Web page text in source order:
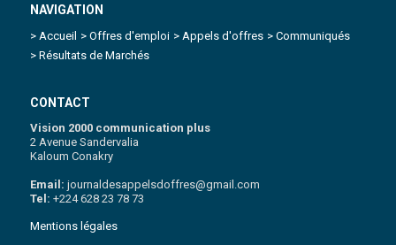
NAVIGATION
> Accueil > Offres d'emploi > Appels d'offres > Communiqués
> Résultats de Marchés
CONTACT
Vision 2000 communication plus
2 Avenue Sandervalia
Kaloum Conakry
Email:journaldesappelsdoffres@gmail.com
Tel:+224 628 23 78 73
Mentions légales